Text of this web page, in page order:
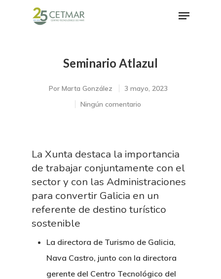
Hit enter to search or ESC to close
Seminario Atlazul
Por Marta González
3 mayo, 2023
Ningún comentario
La Xunta destaca la importancia
de trabajar conjuntamente con el
sector y con las Administraciones
para convertir Galicia en un
referente de destino turístico
sostenible
La directora de Turismo de Galicia,
Nava Castro, junto con la directora
gerente del Centro Tecnológico del